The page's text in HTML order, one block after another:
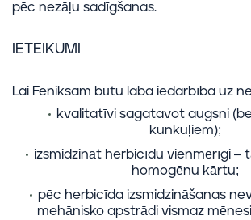
pēc nezāļu sadīgšanas.
IETEIKUMI
Lai Feniksam būtu laba iedarbība uz
kvalitatīvi sagatavot augsni
kunkuļiem);
izsmidzināt herbicīdu vienmērīgi –
homogēnu kārtu;
pēc herbicīda izsmidzināšanas
mehānisko apstrādi vismaz